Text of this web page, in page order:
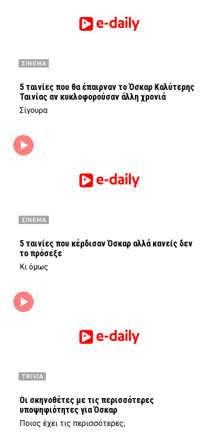
ΣΙΝΕΜΑ
5 ταινίες που θα έπαιρναν το Όσκαρ Καλύτερης
Ταινίας αν κυκλοφορούσαν άλλη χρονιά
Σίγουρα
ΣΙΝΕΜΑ
5 ταινίες που κέρδισαν Όσκαρ αλλά κανείς δεν
το πρόσεξε
Κι όμως
TRIVIA
Οι σκηνοθέτες με τις περισσότερες
υποψηφιότητες για Όσκαρ
Ποιος έχει τις περισσότερες;